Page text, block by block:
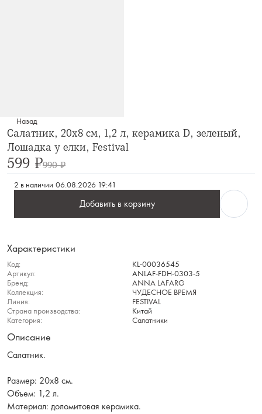
Назад
Салатник, 20х8 см, 1,2 л, керамика D, зеленый,
Лошадка у елки, Festival
599 ₽990 ₽
2 в наличии 06.08.2026 19:41
Добавить в корзину
Характеристики
Код:
KL-00036545
Артикул:
ANLAF-FDH-0303-5
Бренд:
ANNA LAFARG
Коллекция:
ЧУДЕСНОЕ ВРЕМЯ
Линия:
FESTIVAL
Страна производства:
Китай
Категория:
Салатники
Описание
Салатник.
Размер: 20х8 см.
Объем: 1,2 л.
Материал: доломитовая керамика.